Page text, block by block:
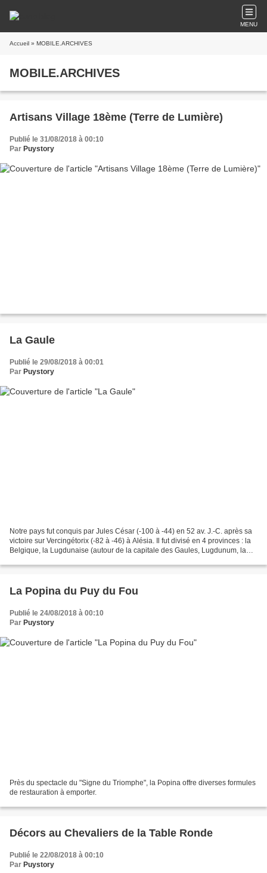
MENU
Accueil » MOBILE.ARCHIVES
MOBILE.ARCHIVES
Artisans Village 18ème (Terre de Lumière)
Publié le 31/08/2018 à 00:10
Par Puystory
La Gaule
Publié le 29/08/2018 à 00:01
Par Puystory
Notre pays fut conquis par Jules César (-100 à -44) en 52 av. J.-C. après sa
victoire sur Vercingétorix (-82 à -46) à Alésia. Il fut divisé en 4 provinces : la
Belgique, la Lugdunaise (autour de la capitale des Gaules, Lugdunum, la
La Popina du Puy du Fou
Publié le 24/08/2018 à 00:10
Par Puystory
Près du spectacle du "Signe du Triomphe", la Popina offre diverses formules
de restauration à emporter.
Décors au Chevaliers de la Table Ronde
Publié le 22/08/2018 à 00:10
Par Puystory